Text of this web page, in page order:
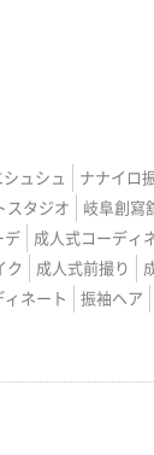
ュシュ ナナイロ
スタジオ 岐阜創寫
デ 成人式コーディ
ク 成人式前撮り
ネート 振袖ヘア